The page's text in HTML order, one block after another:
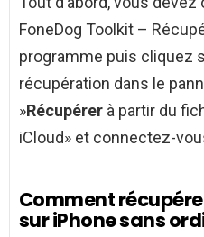
FoneDog Toolkit –
programme puis cliquez
récupération dans le
»Récupérer à partir du
iCloud» et connectez-
Comment
sur iPhone sans